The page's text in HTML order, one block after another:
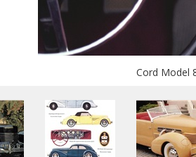
Cord Model